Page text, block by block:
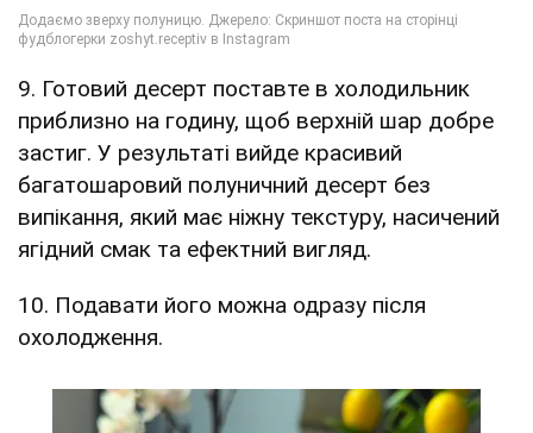
9. Готовий десерт поставте в холодильник
приблизно на годину, щоб верхній шар добре
застиг. У результаті вийде красивий
багатошаровий полуничний десерт без
випікання, який має ніжну текстуру, насичений
ягідний смак та ефектний вигляд.
10. Подавати його можна одразу після
охолодження.